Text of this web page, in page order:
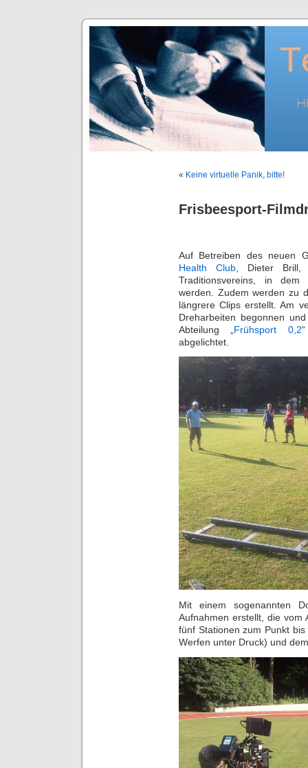
« Keine virtuelle Panik, bitte!
Frisbeesport-
Auf Betreiben des neuen
Health Club , Dieter Brill,
Traditionsvereins, in dem
werden. Zudem werden zu
längrere Clips erstellt. Am
Dreharbeiten begonnen
Abteilung „ Frühsport 0,2
abgelichtet.
Mit einem sogenannten
Aufnahmen erstellt, die vom
fünf Stationen zum Punkt
Werfen unter Druck) und